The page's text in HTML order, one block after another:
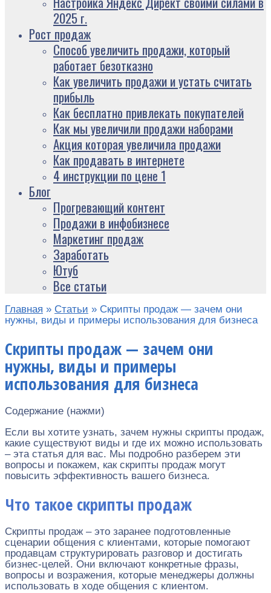
2025 г.
Рост продаж
Способ увеличить продажи, который
работает безотказно
Как увеличить продажи и устать считать
прибыль
Как бесплатно привлекать покупателей
Как мы увеличили продажи наборами
Акция которая увеличила продажи
Как продавать в интернете
4 инструкции по цене 1
Блог
Прогревающий контент
Продажи в инфобизнесе
Маркетинг продаж
Заработать
Ютуб
Все статьи
Главная » Статьи » Скрипты продаж — зачем они
нужны, виды и примеры использования для бизнеса
Скрипты продаж — зачем они
нужны, виды и примеры
использования для бизнеса
Содержание (нажми)
Если вы хотите узнать, зачем нужны скрипты продаж,
какие существуют виды и где их можно использовать
– эта статья для вас. Мы подробно разберем эти
вопросы и покажем, как скрипты продаж могут
повысить эффективность вашего бизнеса.
Что такое скрипты продаж
Скрипты продаж – это заранее подготовленные
сценарии общения с клиентами, которые помогают
продавцам структурировать разговор и достигать
бизнес-целей. Они включают конкретные фразы,
вопросы и возражения, которые менеджеры должны
использовать в ходе общения с клиентом.